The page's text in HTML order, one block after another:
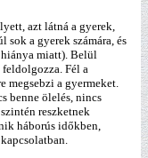
azt látná a gyerek,
a gyerek számára, és
miatt). Belül
Fél a
megsebzi a gyermeket.
benne ölelés, nincs
reszketnek
háborús időkben,